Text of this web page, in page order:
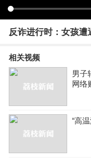
反诈进行时：女孩
相关视频
男子
网络
“高